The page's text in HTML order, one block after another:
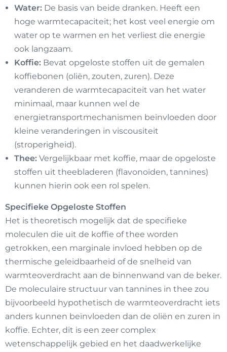
Water: De basis van beide dranken. Heeft een
hoge warmtecapaciteit; het kost veel energie om
water op te warmen en het verliest die energie
ook langzaam.
Koffie: Bevat opgeloste stoffen uit de gemalen
koffiebonen (oliën, zouten, zuren). Deze
veranderen de warmtecapaciteit van het water
minimaal, maar kunnen wel de
energietransportmechanismen beïnvloeden door
kleine veranderingen in viscousiteit
(stroperigheid).
Thee: Vergelijkbaar met koffie, maar de opgeloste
stoffen uit theebladeren (flavonoïden, tannines)
kunnen hierin ook een rol spelen.
Specifieke Opgeloste Stoffen
Het is theoretisch mogelijk dat de specifieke
moleculen die uit de koffie of thee worden
getrokken, een marginale invloed hebben op de
thermische geleidbaarheid of de snelheid van
warmteoverdracht aan de binnenwand van de beker.
De moleculaire structuur van tannines in thee zou
bijvoorbeeld hypothetisch de warmteoverdracht iets
anders kunnen beïnvloeden dan de oliën en zuren in
koffie. Echter, dit is een zeer complex
wetenschappelijk gebied en het daadwerkelijke